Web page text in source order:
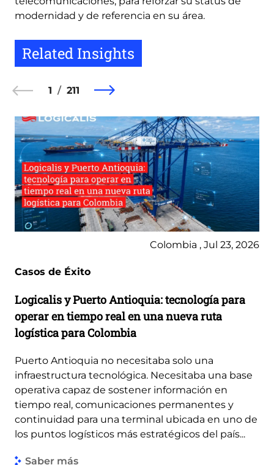
modernidad y de referencia en su área.
Related Insights
1 211
Colombia , Jul 23, 2026
Casos de Éxito
Logicalis y Puerto Antioquia: tecnología para
operar en tiempo real en una nueva ruta
logística para Colombia
Puerto Antioquia no necesitaba solo una
infraestructura tecnológica. Necesitaba una base
operativa capaz de sostener información en
tiempo real, comunicaciones permanentes y
continuidad para una terminal ubicada en uno de
los puntos logísticos más estratégicos del país...
Saber más